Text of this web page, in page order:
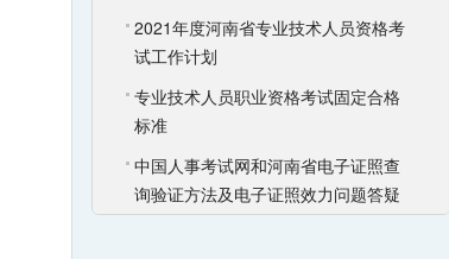
2021年度河南省专业技术人员资格考
试工作计划
专业技术人员职业资格考试固定合格
标准
中国人事考试网和河南省电子证照查
询验证方法及电子证照效力问题答疑